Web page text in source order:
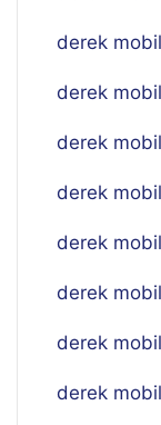
derek
derek
derek
derek
derek
derek
derek
derek